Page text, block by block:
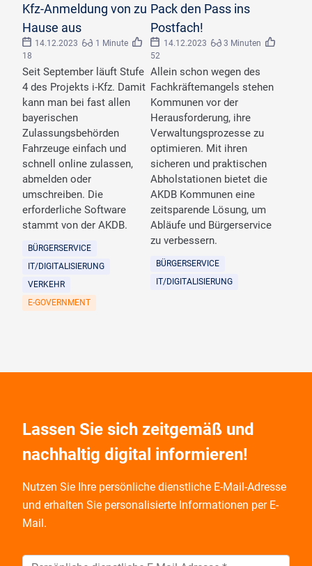
Kfz-Anmeldung von zu
Hause aus
14.12.2023
1 Minute
18
Seit September läuft Stufe
4 des Projekts i-Kfz. Damit
kann man bei fast allen
bayerischen
Zulassungsbehörden
Fahrzeuge einfach und
schnell online zulassen,
abmelden oder
umschreiben. Die
erforderliche Software
stammt von der AKDB.
BÜRGERSERVICE
IT/DIGITALISIERUNG
VERKEHR
E-GOVERNMENT
Pack den Pass ins
Postfach!
14.12.2023
3 Minuten
52
Allein schon wegen des
Fachkräftemangels stehen
Kommunen vor der
Herausforderung, ihre
Verwaltungsprozesse zu
optimieren. Mit ihren
sicheren und praktischen
Abholstationen bietet die
AKDB Kommunen eine
zeitsparende Lösung, um
Abläufe und Bürgerservice
zu verbessern.
BÜRGERSERVICE
IT/DIGITALISIERUNG
Lassen Sie sich zeitgemäß und
nachhaltig digital informieren!
Nutzen Sie Ihre persönliche dienstliche E-Mail-Adresse
und erhalten Sie personalisierte Informationen per E-
Mail.